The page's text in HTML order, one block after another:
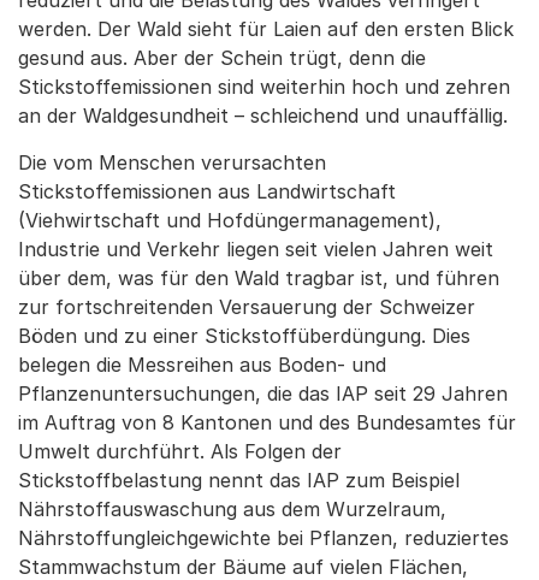
werden. Der Wald sieht für Laien auf den ersten Blick
gesund aus. Aber der Schein trügt, denn die
Stickstoffemissionen sind weiterhin hoch und zehren
an der Waldgesundheit – schleichend und unauffällig.
Die vom Menschen verursachten
Stickstoffemissionen aus Landwirtschaft
(Viehwirtschaft und Hofdüngermanagement),
Industrie und Verkehr liegen seit vielen Jahren weit
über dem, was für den Wald tragbar ist, und führen
zur fortschreitenden Versauerung der Schweizer
Böden und zu einer Stickstoffüberdüngung. Dies
belegen die Messreihen aus Boden- und
Pflanzenuntersuchungen, die das IAP seit 29 Jahren
im Auftrag von 8 Kantonen und des Bundesamtes für
Umwelt durchführt. Als Folgen der
Stickstoffbelastung nennt das IAP zum Beispiel
Nährstoffauswaschung aus dem Wurzelraum,
Nährstoffungleichgewichte bei Pflanzen, reduziertes
Stammwachstum der Bäume auf vielen Flächen,